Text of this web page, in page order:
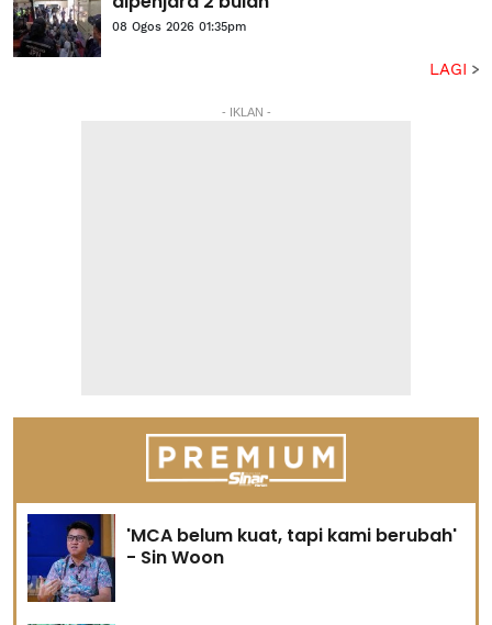
08 Ogos 2026 01:35pm
LAGI
- IKLAN -
'MCA belum kuat, tapi kami berubah'
- Sin Woon